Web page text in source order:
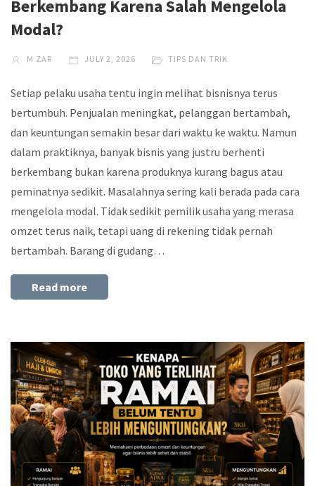
Berkembang Karena Salah Mengelola
Modal?
M ZAR JULY 2, 2026 TIPS DAN TRIK
Setiap pelaku usaha tentu ingin melihat bisnisnya terus
bertumbuh. Penjualan meningkat, pelanggan bertambah,
dan keuntungan semakin besar dari waktu ke waktu. Namun
dalam praktiknya, banyak bisnis yang justru berhenti
berkembang bukan karena produknya kurang bagus atau
peminatnya sedikit. Masalahnya sering kali berada pada cara
mengelola modal. Tidak sedikit pemilik usaha yang merasa
omzet terus naik, tetapi uang di rekening tidak pernah
bertambah. Barang di gudang…
Read more